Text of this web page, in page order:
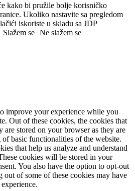
kako bi pružile bolje korisničko
Ukoliko nastavite sa pregledom
iskoriste u skladu sa JDP
Slažem se Ne slažem se
improve your experience while you
Out of these cookies, the cookies that
are stored on your browser as they are
basic functionalities of the website.
that help us analyze and understand
cookies will be stored in your
You also have the option to opt-out
out of some of these cookies may have